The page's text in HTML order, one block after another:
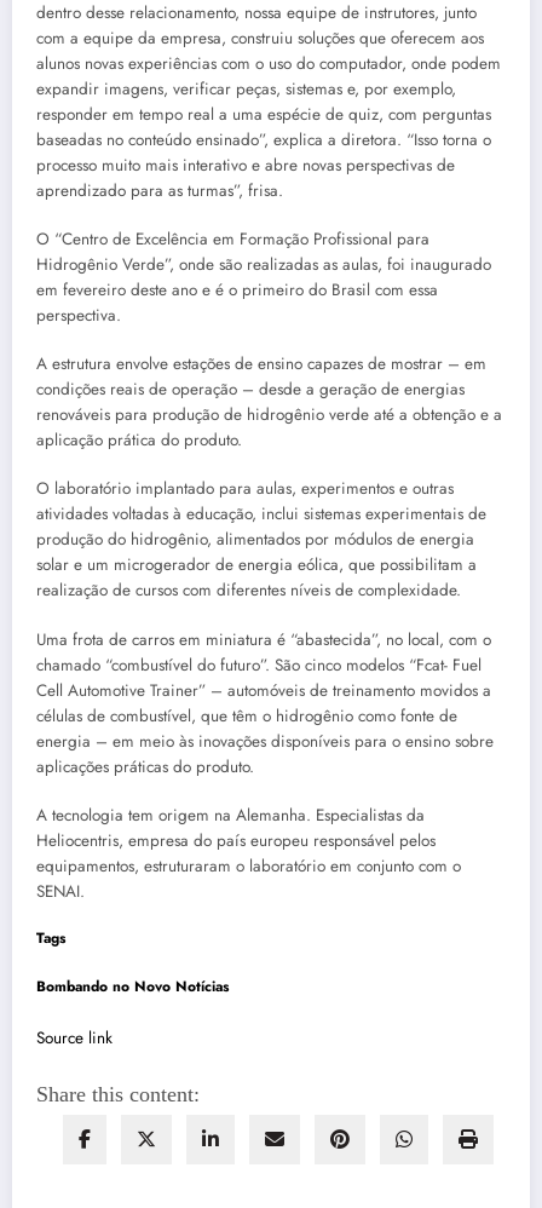
dentro desse relacionamento, nossa equipe de instrutores, junto
com a equipe da empresa, construiu soluções que oferecem aos
alunos novas experiências com o uso do computador, onde podem
expandir imagens, verificar peças, sistemas e, por exemplo,
responder em tempo real a uma espécie de quiz, com perguntas
baseadas no conteúdo ensinado”, explica a diretora. “Isso torna o
processo muito mais interativo e abre novas perspectivas de
aprendizado para as turmas”, frisa.
O “Centro de Excelência em Formação Profissional para
Hidrogênio Verde”, onde são realizadas as aulas, foi inaugurado
em fevereiro deste ano e é o primeiro do Brasil com essa
perspectiva.
A estrutura envolve estações de ensino capazes de mostrar – em
condições reais de operação – desde a geração de energias
renováveis para produção de hidrogênio verde até a obtenção e a
aplicação prática do produto.
O laboratório implantado para aulas, experimentos e outras
atividades voltadas à educação, inclui sistemas experimentais de
produção do hidrogênio, alimentados por módulos de energia
solar e um microgerador de energia eólica, que possibilitam a
realização de cursos com diferentes níveis de complexidade.
Uma frota de carros em miniatura é “abastecida”, no local, com o
chamado “combustível do futuro”. São cinco modelos “Fcat- Fuel
Cell Automotive Trainer” – automóveis de treinamento movidos a
células de combustível, que têm o hidrogênio como fonte de
energia – em meio às inovações disponíveis para o ensino sobre
aplicações práticas do produto.
A tecnologia tem origem na Alemanha. Especialistas da
Heliocentris, empresa do país europeu responsável pelos
equipamentos, estruturaram o laboratório em conjunto com o
SENAI.
Tags
Bombando no Novo Notícias
Source link
Share this content: